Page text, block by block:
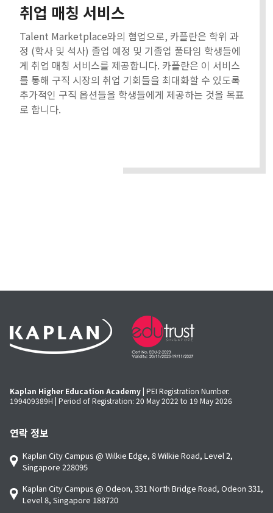
취업 매칭 서비스
Talent Marketplace와의 협업으로, 카플란은 학위 과
정 (학사 및 석사) 졸업 예정 및 기졸업 풀타임 학생들에
게 취업 매칭 서비스를 제공합니다. 카플란은 이 서비스
를 통해 구직 시장의 취업 기회들을 최대화할 수 있도록
추가적인 구직 옵션들을 학생들에게 제공하는 것을 목표
로 합니다.
Kaplan Higher Education Academy| PEI Registration Number:
199409389H | Period of Registration: 20 May 2022 to 19 May 2026
연락 정보
Kaplan City Campus @ Wilkie Edge, 8 Wilkie Road, Level 2,
Singapore 228095
Kaplan City Campus @ Odeon, 331 North Bridge Road, Odeon 331,
Level 8, Singapore 188720